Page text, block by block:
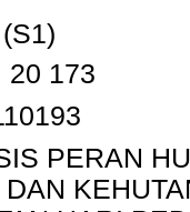
20 173
PERAN
DAN